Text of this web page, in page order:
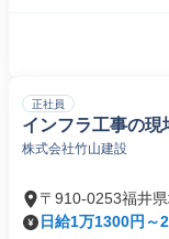
正社員
インフラ工事の現
株式会社竹山建設
〒910-0253福井
日給1万1300円～